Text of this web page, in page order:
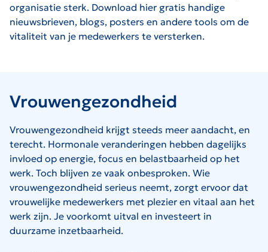
organisatie sterk. Download hier gratis handige
nieuwsbrieven, blogs, posters en andere tools om de
vitaliteit van je medewerkers te versterken.
Vrouwengezondheid
Vrouwengezondheid krijgt steeds meer aandacht, en
terecht. Hormonale veranderingen hebben dagelijks
invloed op energie, focus en belastbaarheid op het
werk. Toch blijven ze vaak onbesproken. Wie
vrouwengezondheid serieus neemt, zorgt ervoor dat
vrouwelijke medewerkers met plezier en vitaal aan het
werk zijn. Je voorkomt uitval en investeert in
duurzame inzetbaarheid.